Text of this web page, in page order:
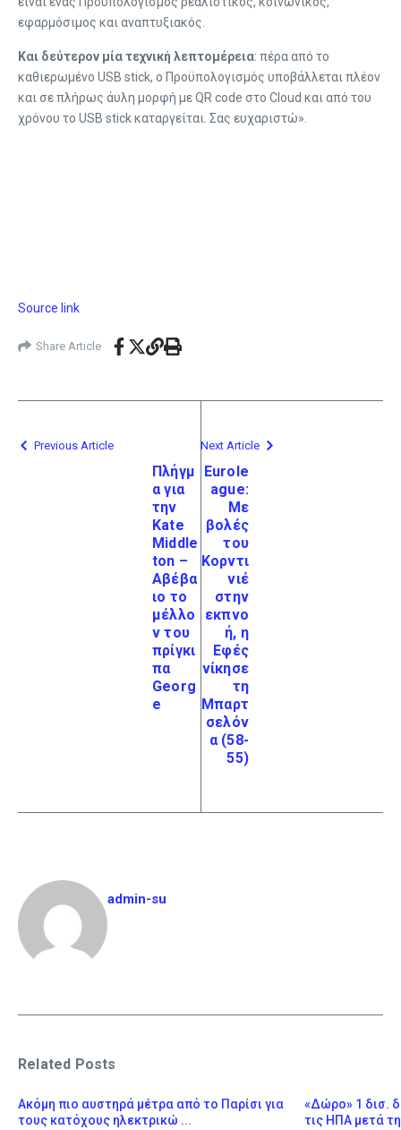
εφαρμόσιμος και αναπτυξιακός.
Και δεύτερον μία τεχνική λεπτομέρεια: πέρα από το
καθιερωμένο USB stick, o Προϋπολογισμός υποβάλλεται πλέον
και σε πλήρως άυλη μορφή με QR code στο Cloud και από του
χρόνου το USB stick καταργείται. Σας ευχαριστώ».
Source link
Share Article
Previous Article
Πλήγμ
α για
την
Kate
Middle
ton –
Αβέβα
ιο το
μέλλο
ν του
πρίγκι
πα
Georg
e
Next Article
Eurole
ague:
Με
βολές
του
Κορντι
νιέ
στην
εκπνο
ή, η
Εφές
νίκησε
τη
Μπαρτ
σελόν
α (58-
55)
admin-su
Related Posts
Ακόμη πιο αυστηρά μέτρα από το Παρίσι για
τους κατόχους ηλεκτρικώ ...
«Δώρο» 1 δισ.
τις ΗΠΑ μετά